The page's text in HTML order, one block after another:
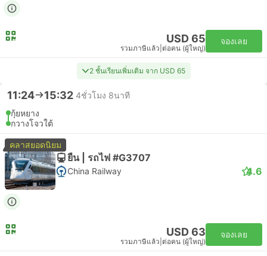
USD 65
รวมภาษีแล้ว ต่อคน (ผู้ใหญ่)
จองเลย
2 ชั้นเรียนเพิ่มเติม จาก USD 65
11:24 15:32 4ชั่วโมง 8นาที
กุ้ยหยาง
กวางโจวใต้
คลาสยอดนิยม
ยืน | รถไฟ #G3707
China Railway 4.6
USD 63
รวมภาษีแล้ว ต่อคน (ผู้ใหญ่)
จองเลย